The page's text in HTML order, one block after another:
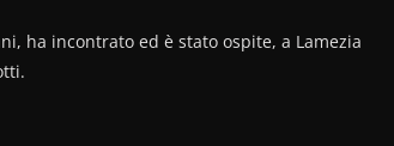
ha incontrato ed è stato ospite, a Lamezia